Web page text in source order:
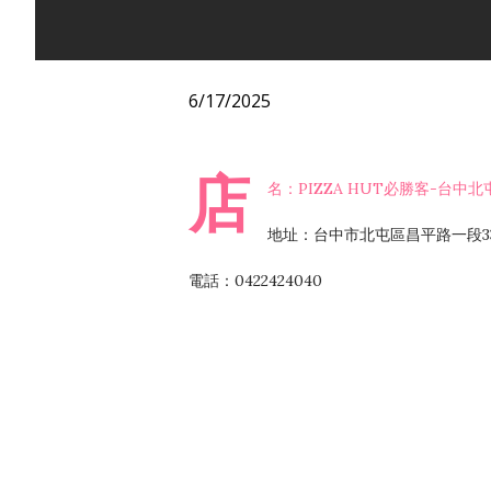
6/17/2025
店 名：PIZZA HUT必勝客-台中北
地址：台中市北屯區昌平路一段
電話：0422424040